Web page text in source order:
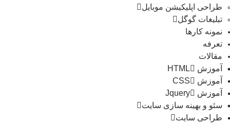
طراحی اپلیکیشن موبایل
تبلیغات گوگل
نمونه کارها
تعرفه
مقالات
آموزش HTML
آموزش CSS
آموزش Jquery
سئو و بهینه سازی سایت
طراحی سایت